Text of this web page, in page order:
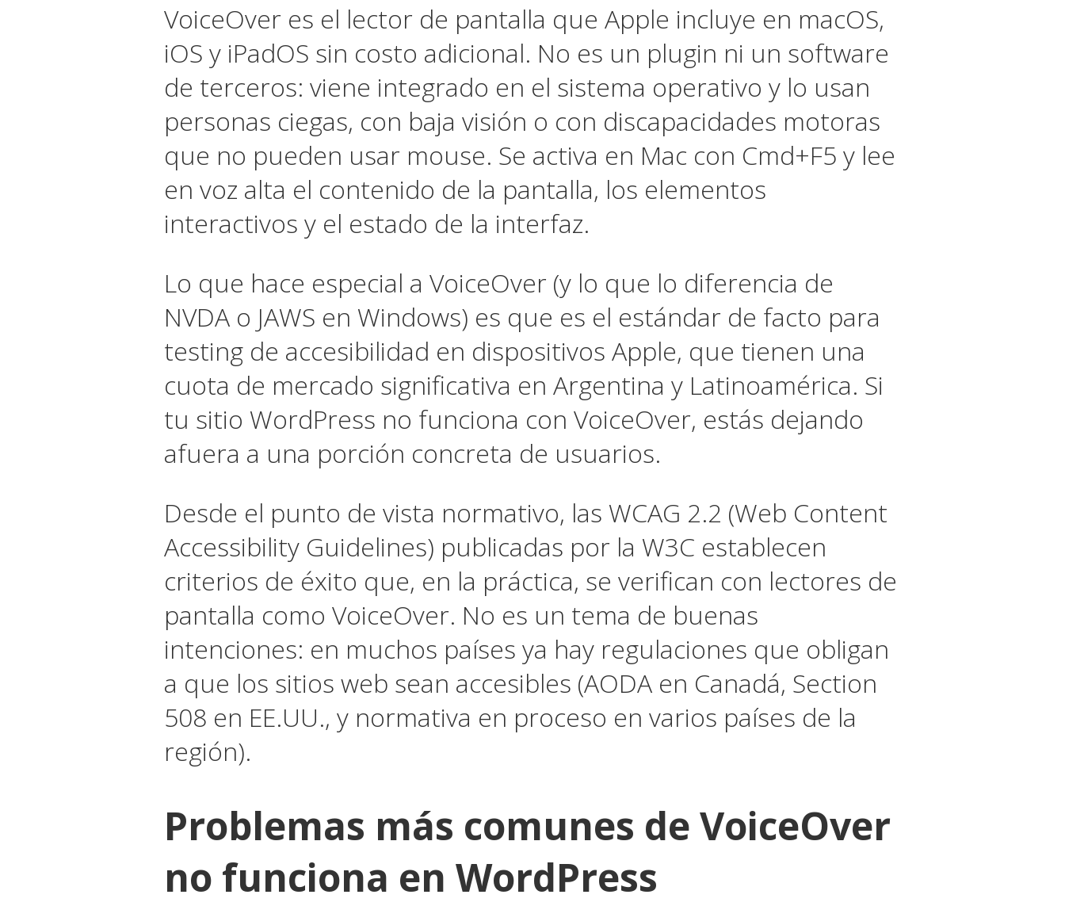
VoiceOver es el lector de pantalla que Apple incluye en macOS,
iOS y iPadOS sin costo adicional. No es un plugin ni un software
de terceros: viene integrado en el sistema operativo y lo usan
personas ciegas, con baja visión o con discapacidades motoras
que no pueden usar mouse. Se activa en Mac con Cmd+F5 y lee
en voz alta el contenido de la pantalla, los elementos
interactivos y el estado de la interfaz.
Lo que hace especial a VoiceOver (y lo que lo diferencia de
NVDA o JAWS en Windows) es que es el estándar de facto para
testing de accesibilidad en dispositivos Apple, que tienen una
cuota de mercado significativa en Argentina y Latinoamérica. Si
tu sitio WordPress no funciona con VoiceOver, estás dejando
afuera a una porción concreta de usuarios.
Desde el punto de vista normativo, las WCAG 2.2 (Web Content
Accessibility Guidelines) publicadas por la W3C establecen
criterios de éxito que, en la práctica, se verifican con lectores de
pantalla como VoiceOver. No es un tema de buenas
intenciones: en muchos países ya hay regulaciones que obligan
a que los sitios web sean accesibles (AODA en Canadá, Section
508 en EE.UU., y normativa en proceso en varios países de la
región).
Problemas más comunes de VoiceOver
no funciona en WordPress